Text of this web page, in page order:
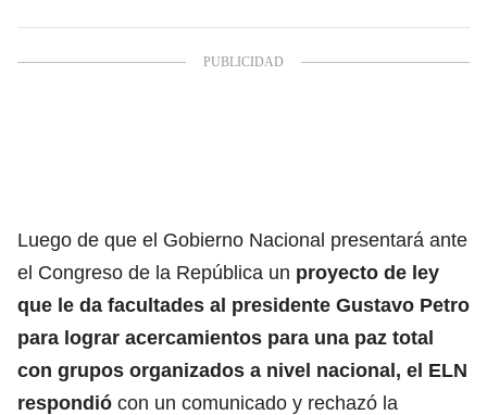
Luego de que el Gobierno Nacional presentará ante
el Congreso de la República un proyecto de ley
que le da facultades al presidente Gustavo Petro
para lograr acercamientos para una paz total
con grupos organizados a nivel nacional, el ELN
respondió con un comunicado y rechazó la